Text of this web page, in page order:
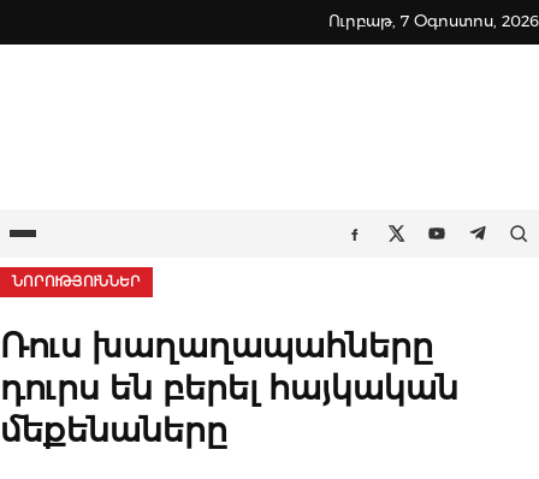
to
Ուրբաթ, 7 Օգոստոս, 2026
Ընտրացանկ Facebook
TwitterYoutube
ՆՈՐՈՒԹՅՈՒՆՆԵՐ
Ռուս խաղաղապահները
դուրս են բերել հայկական
մեքենաները